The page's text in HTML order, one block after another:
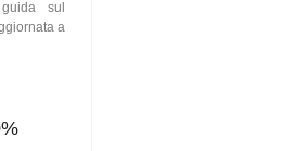
sul
a